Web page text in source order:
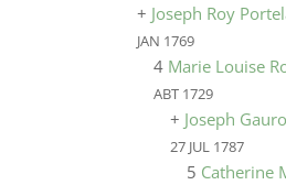
+ Joseph Roy
JAN 1769
4 Marie Louise
ABT 1729
+ Joseph
27 JUL 1787
5 Catherine